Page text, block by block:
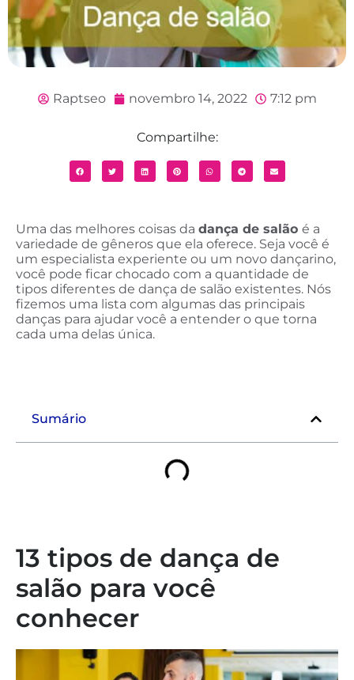
Raptseo novembro 14, 2022 7:12 pm
Compartilhe:
Uma das melhores coisas da dança de salão é a
variedade de gêneros que ela oferece. Seja você é
um especialista experiente ou um novo dançarino,
você pode ficar chocado com a quantidade de
tipos diferentes de dança de salão existentes. Nós
fizemos uma lista com algumas das principais
danças para ajudar você a entender o que torna
cada uma delas única.
Sumário
13 tipos de dança de
salão para você
conhecer